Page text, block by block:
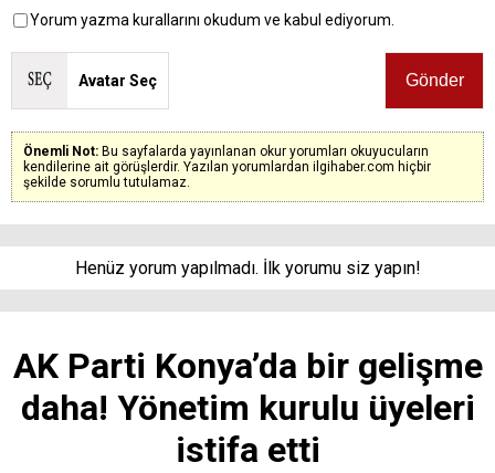
Yorum yazma kurallarını okudum ve kabul ediyorum.
Avatar Seç
Önemli Not: Bu sayfalarda yayınlanan okur yorumları okuyucuların
kendilerine ait görüşlerdir. Yazılan yorumlardan ilgihaber.com hiçbir
şekilde sorumlu tutulamaz.
Henüz yorum yapılmadı. İlk yorumu siz yapın!
AK Parti Konya’da bir gelişme
daha! Yönetim kurulu üyeleri
istifa etti